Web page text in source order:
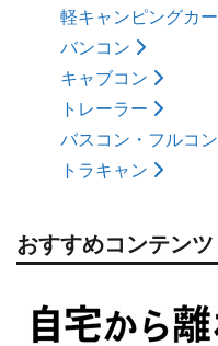
軽キャンピングカー
バンコン
キャブコン
トレーラー
バスコン・フルコン
トラキャン
おすすめコンテンツ